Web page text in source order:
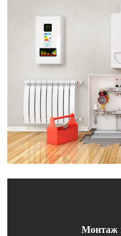
Радиаторы
Расширительные баки
Стабилизаторы
Стабилизаторы
Трубы
Фильтры для воды
Монтаж